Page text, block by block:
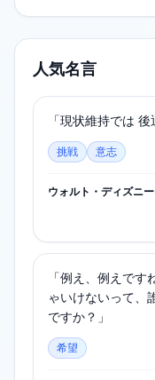
人気名言
「現状維持では
挑戦 意志
ウォルト・ディズニー
「例え、例えで
ゃいけないって、
ですか？」
希望